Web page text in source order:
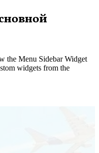
the Menu Sidebar Widget
widgets from the